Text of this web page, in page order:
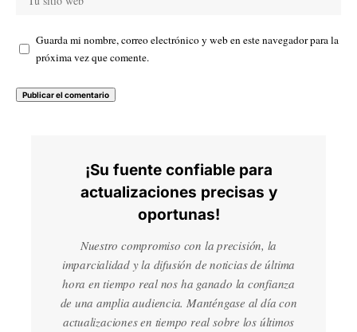
Guarda mi nombre, correo electrónico y web en este navegador para la
próxima vez que comente.
¡Su fuente confiable para
actualizaciones precisas y
oportunas!
Nuestro compromiso con la precisión, la
imparcialidad y la difusión de noticias de última
hora en tiempo real nos ha ganado la confianza
de una amplia audiencia. Manténgase al día con
actualizaciones en tiempo real sobre los últimos